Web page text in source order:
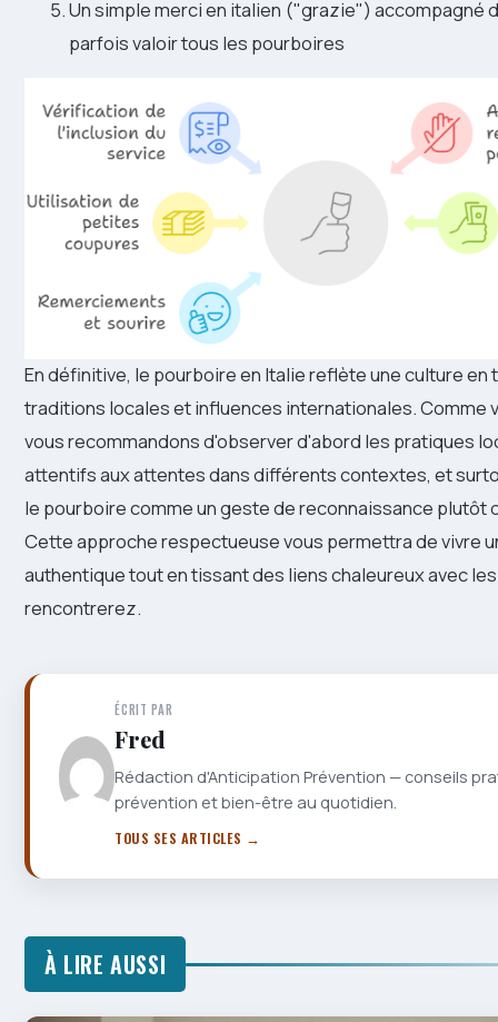
Un simple merci en italien ("grazie") accompagné
parfois valoir tous les pourboires
En définitive, le pourboire en Italie reflète une culture en
traditions locales et influences internationales. Comme
vous recommandons d'observer d'abord les pratiques
attentifs aux attentes dans différents contextes, et
le pourboire comme un geste de reconnaissance plutôt
Cette approche respectueuse vous permettra de vivre
authentique tout en tissant des liens chaleureux avec
rencontrerez.
ÉCRIT PAR
Fred
Rédaction d'Anticipation Prévention — conseils
prévention et bien-être au quotidien.
TOUS SES ARTICLES →
À LIRE AUSSI